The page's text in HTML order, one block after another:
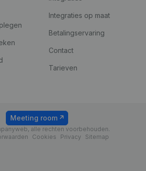
Integraties op maat
Betalingservaring
Contact
Tarieven
alle rechten voorbehouden.
Cookies Privacy Sitemap
Meeting room